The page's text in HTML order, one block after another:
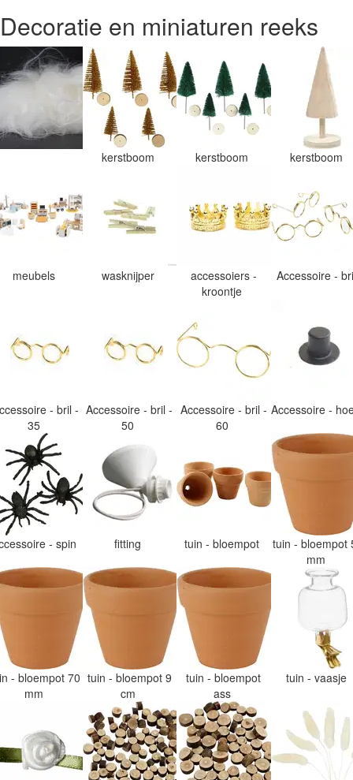
Decoratie en miniaturen reeks
kerstboom kerstboom kerstboom
meubels wasknijper
accessoiers -
kroontje
Accessoire -
- bril -
35
Accessoire - bril -
50
Accessoire - bril -
60
Accessoire -
- spin fitting tuin - bloempot
tuin - bloempot
mm
- bloempot 70
mm
tuin - bloempot 9
cm
tuin - bloempot
ass
tuin - vaasje